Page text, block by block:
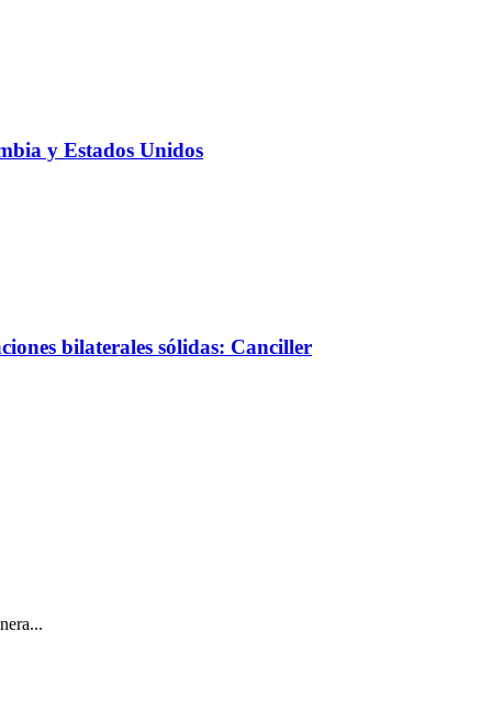
y Estados Unidos
bilaterales sólidas: Canciller